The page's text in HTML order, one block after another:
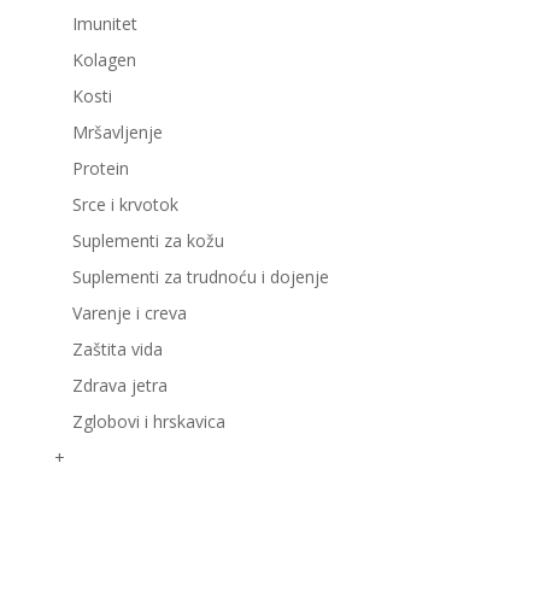
Imunitet
Kolagen
Kosti
Mršavljenje
Protein
Srce i krvotok
Suplementi za kožu
Suplementi za trudnoću i dojenje
Varenje i creva
Zaštita vida
Zdrava jetra
Zglobovi i hrskavica
+